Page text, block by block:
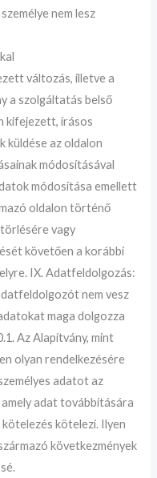
nem lesz
változás, illetve a
a szolgáltatás belső
kifejezett, írásos
küldése az oldalon
módosításával
módosítása emellett
oldalon történő
vagy
követően a korábbi
IX. Adatfeldolgozás:
nem vesz
maga dolgozza
Az Alapítvány, mint
olyan rendelkezésére
adatot az
adat továbbítására
kötelezi. Ilyen
következmények